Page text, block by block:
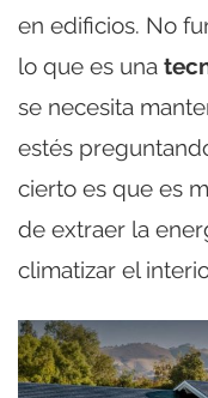
en edificios. No
lo que es una
se necesita
estés
cierto es que es
de extraer la
climatizar el